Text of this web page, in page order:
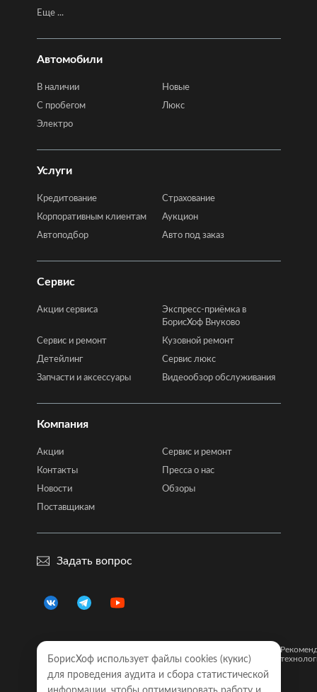
Еще ...
Автомобили
В наличии
Новые
C пробегом
Люкс
Электро
Услуги
Кредитование
Страхование
Корпоративным клиентам
Аукцион
Автоподбор
Авто под заказ
Сервис
Акции сервиса
Экспресс-приёмка в
БорисХоф Внуково
Сервис и ремонт
Кузовной ремонт
Детейлинг
Сервис люкс
Запчасти и аксессуары
Видеообзор обслуживания
Компания
Акции
Сервис и ремонт
Контакты
Пресса о нас
Новости
Обзоры
Поставщикам
Задать вопрос
Правовая
информация
конфиденциальности
сайта
Обращаем Ваше внимание на то, что все объявления о
БорисХоф использует файлы cookies (кукиc)
для проведения аудита и сбора статистической